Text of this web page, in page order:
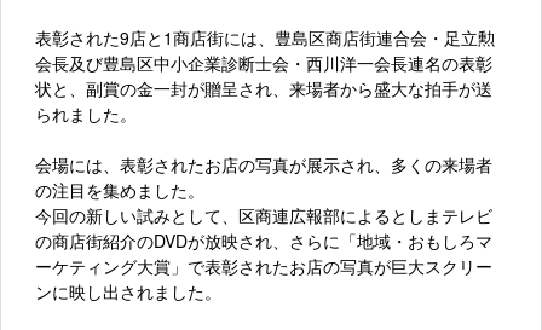
表彰された9店と1商店街には、豊島区商店街連合会・足立勲
会長及び豊島区中小企業診断士会・西川洋一会長連名の表彰
状と、副賞の金一封が贈呈され、来場者から盛大な拍手が送
られました。
会場には、表彰されたお店の写真が展示され、多くの来場者
の注目を集めました。
今回の新しい試みとして、区商連広報部によるとしまテレビ
の商店街紹介のDVDが放映され、さらに「地域・おもしろマ
ーケティング大賞」で表彰されたお店の写真が巨大スクリー
ンに映し出されました。